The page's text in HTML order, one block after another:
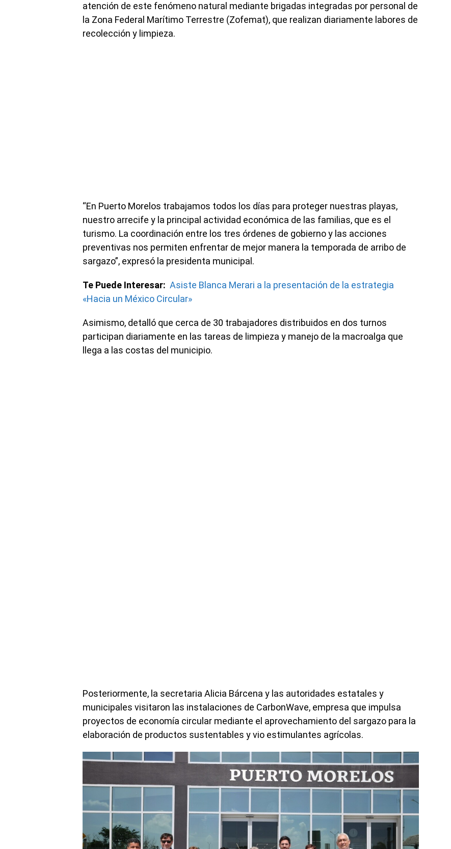
atención de este fenómeno natural mediante brigadas integradas por personal de
la Zona Federal Marítimo Terrestre (Zofemat), que realizan diariamente labores de
recolección y limpieza.
“En Puerto Morelos trabajamos todos los días para proteger nuestras playas,
nuestro arrecife y la principal actividad económica de las familias, que es el
turismo. La coordinación entre los tres órdenes de gobierno y las acciones
preventivas nos permiten enfrentar de mejor manera la temporada de arribo de
sargazo”, expresó la presidenta municipal.
Te Puede Interesar: Asiste Blanca Merari a la presentación de la estrategia
«Hacia un México Circular»
Asimismo, detalló que cerca de 30 trabajadores distribuidos en dos turnos
participan diariamente en las tareas de limpieza y manejo de la macroalga que
llega a las costas del municipio.
Posteriormente, la secretaria Alicia Bárcena y las autoridades estatales y
municipales visitaron las instalaciones de CarbonWave, empresa que impulsa
proyectos de economía circular mediante el aprovechamiento del sargazo para la
elaboración de productos sustentables y vio estimulantes agrícolas.